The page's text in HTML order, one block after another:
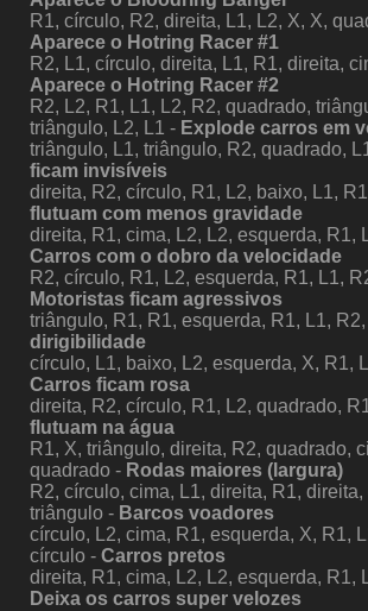
R1, círculo, R2, direita, L1, L2, X, X,
Aparece o Hotring Racer #1
R2, L1, círculo, direita, L1, R1, direita,
Aparece o Hotring Racer #2
R2, L2, R1, L1, L2, R2, quadrado,
triângulo, L2, L1 - Explode carros em
triângulo, L1, triângulo, R2, quadrado,
ficam invisíveis
direita, R2, círculo, R1, L2, baixo, L1,
flutuam com menos gravidade
direita, R1, cima, L2, L2, esquerda, R1,
Carros com o dobro da velocidade
R2, círculo, R1, L2, esquerda, R1, L1,
Motoristas ficam agressivos
triângulo, R1, R1, esquerda, R1, L1,
dirigibilidade
círculo, L1, baixo, L2, esquerda, X, R1,
Carros ficam rosa
direita, R2, círculo, R1, L2, quadrado,
flutuam na água
R1, X, triângulo, direita, R2, quadrado,
quadrado - Rodas maiores (largura)
R2, círculo, cima, L1, direita, R1,
triângulo - Barcos voadores
círculo, L2, cima, R1, esquerda, X, R1,
círculo - Carros pretos
direita, R1, cima, L2, L2, esquerda, R1,
Deixa os carros super velozes